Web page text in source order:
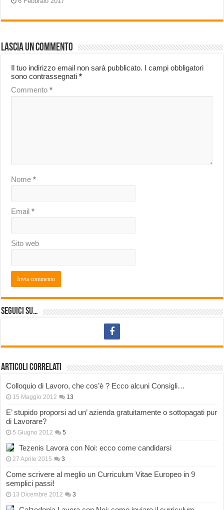
Lascia un commento
Il tuo indirizzo email non sarà pubblicato. I campi obbligatori
sono contrassegnati*
Commento*
Nome*
Email*
Sito web
Seguici su…
Articoli correlati
Colloquio di Lavoro, che cos’è ? Ecco alcuni Consigli…
15 Maggio 2012 13
E’ stupido proporsi ad un’ azienda gratuitamente o sottopagati pur
di Lavorare?
5 Giugno 2012 5
Tezenis Lavora con Noi: ecco come candidarsi
27 Aprile 2015 3
Come scrivere al meglio un Curriculum Vitae Europeo in 9
semplici passi!
13 Dicembre 2012 3